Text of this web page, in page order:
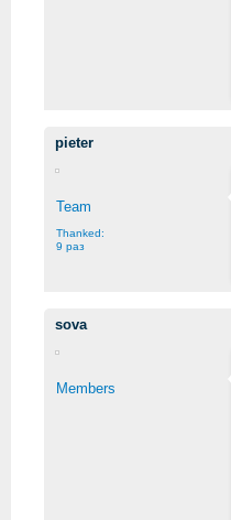
pieter
Team
Thanked:
9 раз
sova
Members